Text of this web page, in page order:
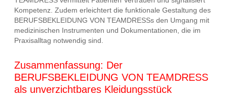
Kompetenz. Zudem erleichtert die funktionale Gestaltung des
BERUFSBEKLEIDUNG VON TEAMDRESSs den Umgang mit
medizinischen Instrumenten und Dokumentationen, die im
Praxisalltag notwendig sind.
Zusammenfassung: Der
BERUFSBEKLEIDUNG VON TEAMDRESS
als unverzichtbares Kleidungsstück